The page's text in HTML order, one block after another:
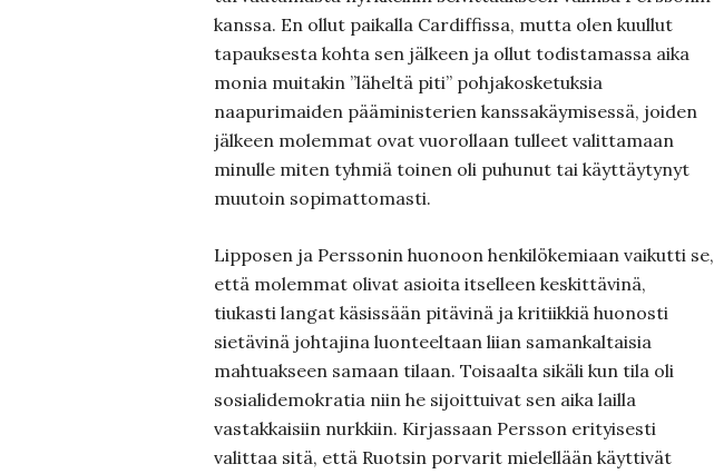
kanssa. En ollut paikalla Cardiffissa, mutta olen kuullut
tapauksesta kohta sen jälkeen ja ollut todistamassa aika
monia muitakin ”läheltä piti” pohjakosketuksia
naapurimaiden pääministerien kanssakäymisessä, joiden
jälkeen molemmat ovat vuorollaan tulleet valittamaan
minulle miten tyhmiä toinen oli puhunut tai käyttäytynyt
muutoin sopimattomasti.
Lipposen ja Perssonin huonoon henkilökemiaan vaikutti se,
että molemmat olivat asioita itselleen keskittävinä,
tiukasti langat käsissään pitävinä ja kritiikkiä huonosti
sietävinä johtajina luonteeltaan liian samankaltaisia
mahtuakseen samaan tilaan. Toisaalta sikäli kun tila oli
sosialidemokratia niin he sijoittuivat sen aika lailla
vastakkaisiin nurkkiin. Kirjassaan Persson erityisesti
valittaa sitä, että Ruotsin porvarit mielellään käyttivät